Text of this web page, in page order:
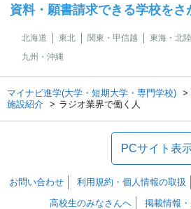
資料・願書請求できる学校をさ
北海道 東北 関東・甲信越 東海・北陸
九州・沖縄
マイナビ進学(大学・短期大学・専門学校)
施設紹介
ラジオ業界で働く人
PCサイト表
お問い合わせ 利用規約・個人情報の取扱
高校生のみなさんへ
掲載情報